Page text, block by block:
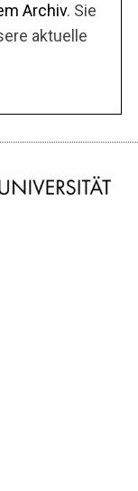
Archiv. Sie
aktuelle